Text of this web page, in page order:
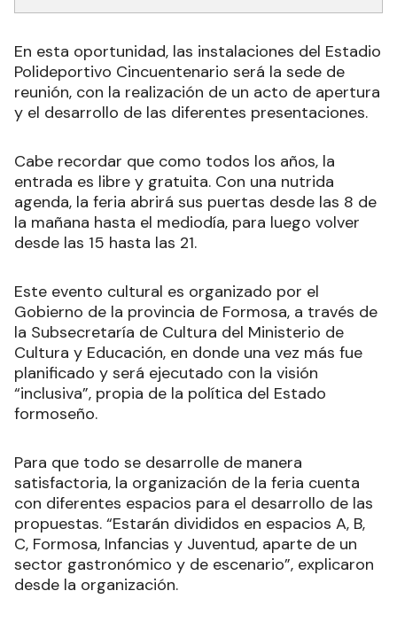
En esta oportunidad, las instalaciones del Estadio
Polideportivo Cincuentenario será la sede de
reunión, con la realización de un acto de apertura
y el desarrollo de las diferentes presentaciones.
Cabe recordar que como todos los años, la
entrada es libre y gratuita. Con una nutrida
agenda, la feria abrirá sus puertas desde las 8 de
la mañana hasta el mediodía, para luego volver
desde las 15 hasta las 21.
Este evento cultural es organizado por el
Gobierno de la provincia de Formosa, a través de
la Subsecretaría de Cultura del Ministerio de
Cultura y Educación, en donde una vez más fue
planificado y será ejecutado con la visión
“inclusiva”, propia de la política del Estado
formoseño.
Para que todo se desarrolle de manera
satisfactoria, la organización de la feria cuenta
con diferentes espacios para el desarrollo de las
propuestas. “Estarán divididos en espacios A, B,
C, Formosa, Infancias y Juventud, aparte de un
sector gastronómico y de escenario”, explicaron
desde la organización.